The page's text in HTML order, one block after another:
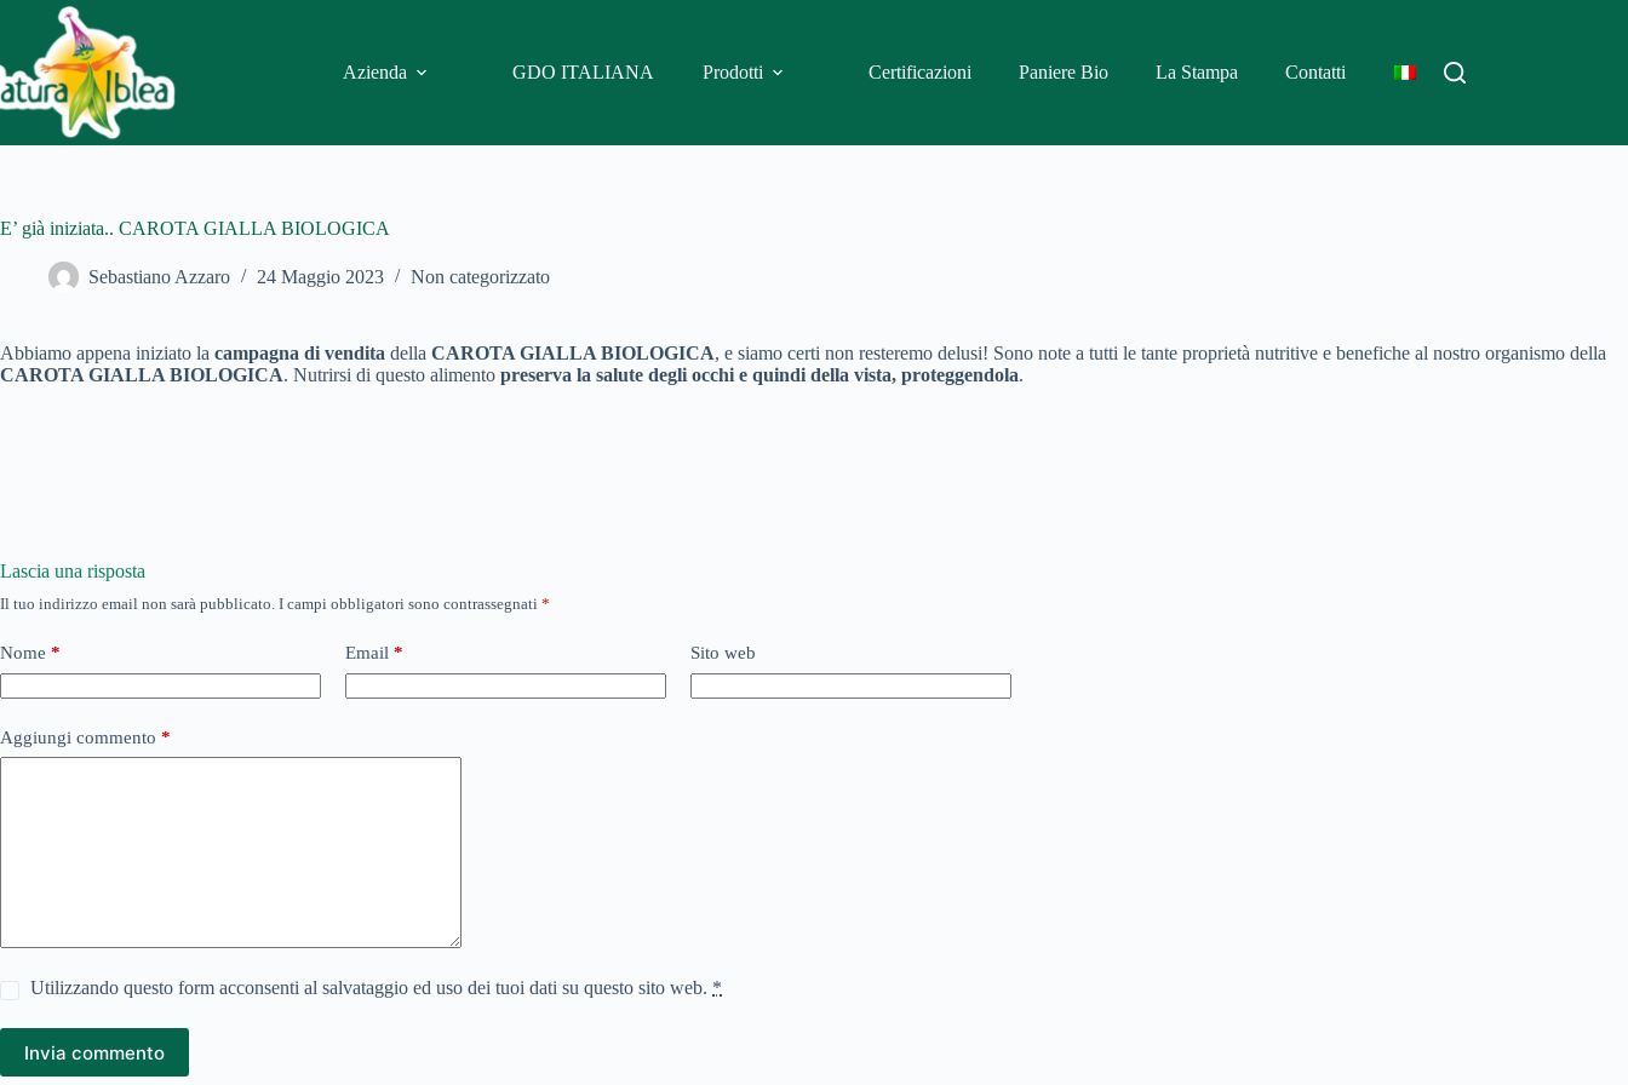
contenuto
Azienda
GDO ITALIANA Prodotti Certificazioni Paniere Bio La Stampa Contatti
E’ già iniziata.. CAROTA GIALLA BIOLOGICA
Sebastiano Azzaro 24 Maggio 2023 Non categorizzato
Abbiamo appena iniziato la campagna di vendita della CAROTA GIALLA BIOLOGICA, e siamo certi non resteremo delusi! Sono note a tutti le tante proprietà nutritive e benefiche al nostro organismo della
CAROTA GIALLA BIOLOGICA. Nutrirsi di questo alimento preserva la salute degli occhi e quindi della vista, proteggendola.
Lascia una risposta
Il tuo indirizzo email non sarà pubblicato. I campi obbligatori sono contrassegnati *
Nome * Email * Sito web
Aggiungi commento *
Utilizzando questo form acconsenti al salvataggio ed uso dei tuoi dati su questo sito web. *
Invia commento